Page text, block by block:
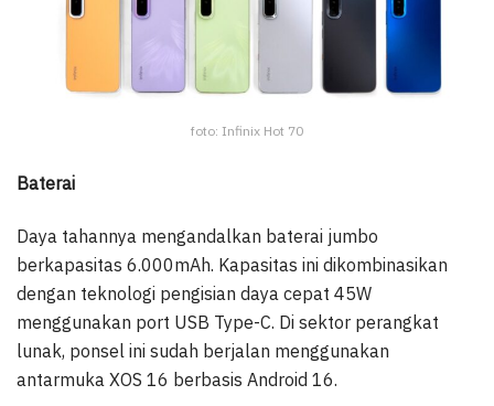
foto: Infinix Hot 70
Baterai
Daya tahannya mengandalkan baterai jumbo
berkapasitas 6.000mAh. Kapasitas ini dikombinasikan
dengan teknologi pengisian daya cepat 45W
menggunakan port USB Type-C. Di sektor perangkat
lunak, ponsel ini sudah berjalan menggunakan
antarmuka XOS 16 berbasis Android 16.